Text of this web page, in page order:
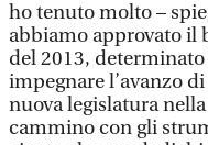
ho tenuto molto –
abbiamo approvato il
del 2013,
impegnare l’avanzo
nuova legislatura
cammino con gli